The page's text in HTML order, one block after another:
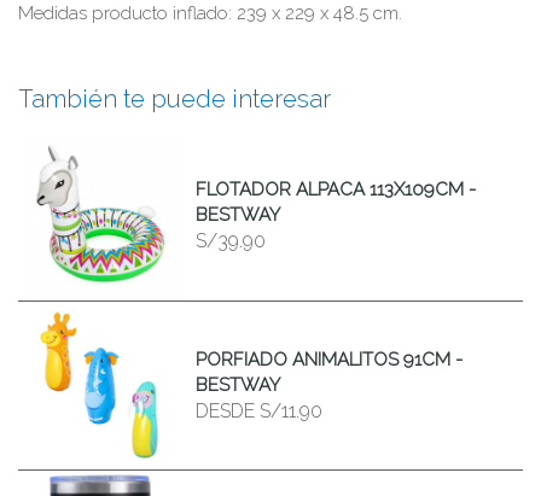
Medidas producto inflado: 239 x 229 x 48.5 cm.
También te puede interesar
FLOTADOR ALPACA 113X109CM -
BESTWAY
S/39.90
PORFIADO ANIMALITOS 91CM -
BESTWAY
DESDE S/11.90